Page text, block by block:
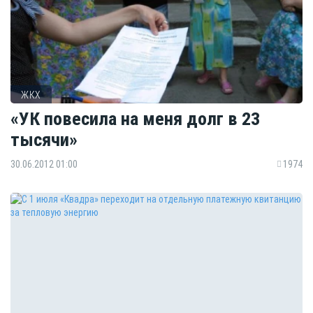
ЖКХ
«УК повесила на меня долг в 23
тысячи»
30.06.2012 01:00 1974